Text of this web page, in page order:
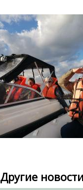
Другие новости